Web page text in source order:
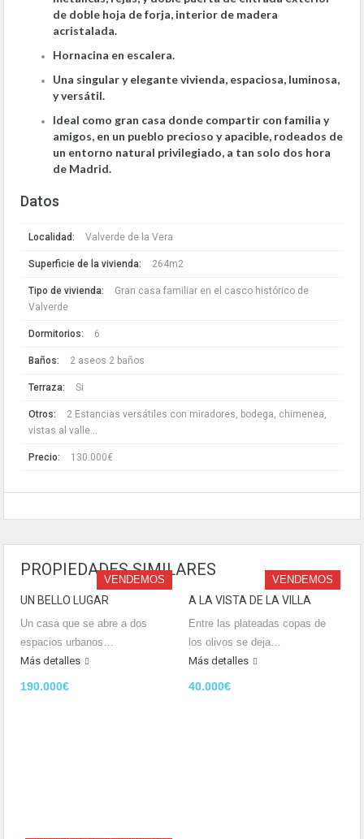
de doble hoja de forja, interior de madera
acristalada.
Hornacina en escalera.
Una singular y elegante vivienda, espaciosa, luminosa,
y versátil.
Ideal como gran casa donde compartir con familia y
amigos, en un pueblo precioso y apacible, rodeados de
un entorno natural privilegiado, a tan solo dos hora
de Madrid.
Datos
Localidad: Valverde de la Vera
Superficie de la vivienda: 264m2
Tipo de vivienda:
Gran casa familiar en el casco histórico de
Valverde
Dormitorios: 6
Baños: 2 aseos 2 baños
Terraza: Si
Otros:
2 Estancias versátiles con miradores, bodega, chimenea,
vistas al valle...
Precio: 130.000€
PROPIEDADES SIMILARES
VENDEMOS
UN BELLO LUGAR
Un casa que se abre a dos
espacios urbanos…
Más detalles
190.000€
VENDEMOS
A LA VISTA DE LA VILLA
Entre las plateadas copas de
los olivos se deja…
Más detalles
40.000€